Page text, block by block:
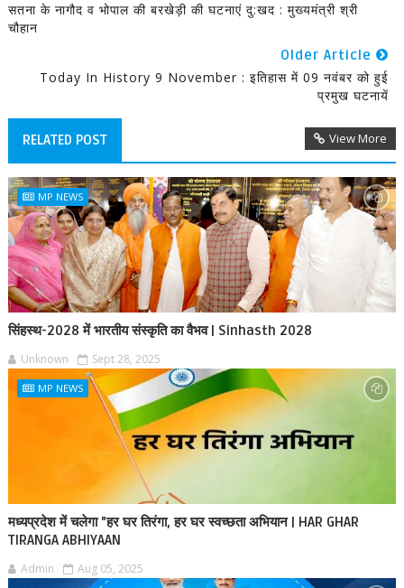
सतना के नागौद व भोपाल की बरखेड़ी की घटनाएं दु:खद : मुख्यमंत्री श्री
चौहान
Older Article
Today In History 9 November : इतिहास में 09 नवंबर को हुई
प्रमुख घटनायें
RELATED POST View More
MP NEWS
सिंहस्थ-2028 में भारतीय संस्कृति का वैभव | Sinhasth 2028
Unknown Sept 28, 2025
MP NEWS
मध्यप्रदेश में चलेगा "हर घर तिरंगा, हर घर स्वच्छता अभियान | HAR GHAR
TIRANGA ABHIYAAN
Admin Aug 05, 2025